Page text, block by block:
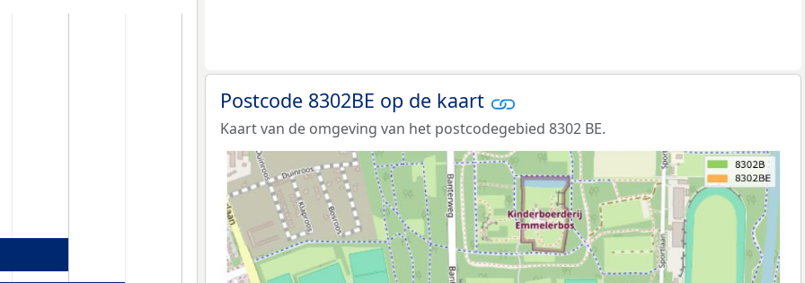
Postcode 8302BE op de kaart
Kaart van de omgeving van het postcodegebied 8302 BE.